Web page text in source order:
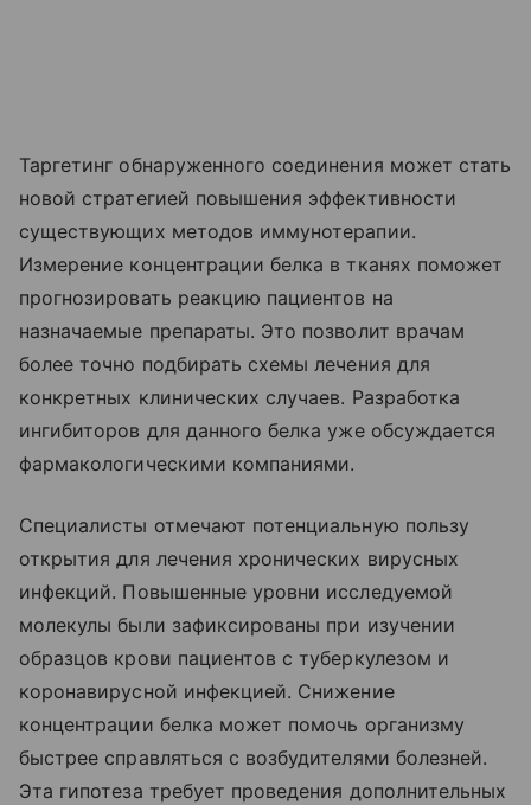
Таргетинг обнаруженного соединения может стать
новой стратегией повышения эффективности
существующих методов иммунотерапии.
Измерение концентрации белка в тканях поможет
прогнозировать реакцию пациентов на
назначаемые препараты. Это позволит врачам
более точно подбирать схемы лечения для
конкретных клинических случаев. Разработка
ингибиторов для данного белка уже обсуждается
фармакологическими компаниями.
Специалисты отмечают потенциальную пользу
открытия для лечения хронических вирусных
инфекций. Повышенные уровни исследуемой
молекулы были зафиксированы при изучении
образцов крови пациентов с туберкулезом и
коронавирусной инфекцией. Снижение
концентрации белка может помочь организму
быстрее справляться с возбудителями болезней.
Эта гипотеза требует проведения дополнительных